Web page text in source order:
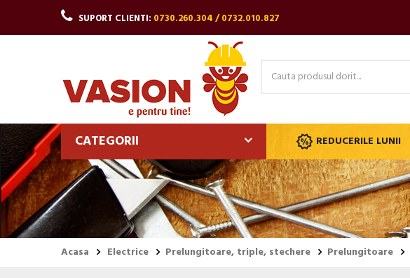
SUPORT CLIENTI: 0730.260.304 / 0732.010.827
CATEGORII REDUCERILE LUNII
Acasa Electrice Prelungitoare, triple, stechere Prelungitoare